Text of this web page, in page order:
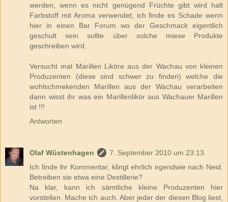
werden, wenn es nicht genügend Früchte gibt wird halt
Farbstoff mit Aroma verwendet, ich finde es Schade wenn
hier in einen Bar Forum wo der Geschmack eigentlich
geschult sein sollte über solche miese Produkte
geschreiben wird.
Versucht mal Marillen Liköre aus der Wachau von kleinen
Produzenten (diese sind schwer zu finden) welche die
wohlschmekenden Marillen aus der Wachau verarbeiten
dann wisst ihr was ein Marillenlikör aus Wachauer Marillen
ist !!!
Antworten
Olaf Wüstenhagen
7. September 2010 um 23:13
Ich finde ihr Kommentar, klingt ehrlich irgendwie nach Neid.
Betreiben sie etwa eine Destillerie?
Na klar, kann ich sämtliche kleine Produzenten hier
vorstellen. Mache ich auch. Aber jeder der diesen Blog liest,